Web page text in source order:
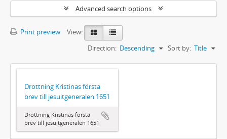
Advanced search options
Print preview
View:
Sort by: Title
Direction: Descending
Drottning Kristinas första
brev till jesuitgeneralen 1651
Drottning Kristinas första
brev till jesuitgeneralen 1651